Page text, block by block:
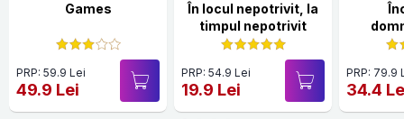
Games
PRP: 59.9 Lei
49.9 Lei
În locul nepotrivit, la
timpul nepotrivit
PRP: 54.9 Lei
19.9 Lei
PRP: 79.9
34.4